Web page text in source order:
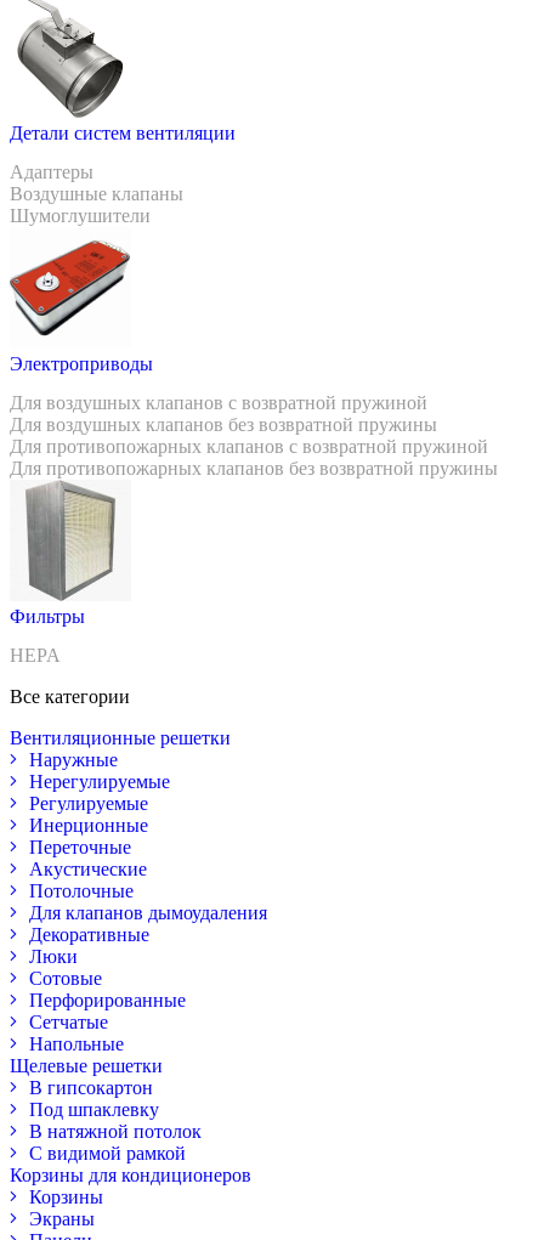
Детали систем вентиляции
Адаптеры
Воздушные клапаны
Шумоглушители
Электроприводы
Для воздушных клапанов с возвратной пружиной
Для воздушных клапанов без возвратной пружины
Для противопожарных клапанов с возвратной пружиной
Для противопожарных клапанов без возвратной пружины
Фильтры
HEPA
Все категории
Вентиляционные решетки
Наружные
Нерегулируемые
Регулируемые
Инерционные
Переточные
Акустические
Потолочные
Для клапанов дымоудаления
Декоративные
Люки
Сотовые
Перфорированные
Сетчатые
Напольные
Щелевые решетки
В гипсокартон
Под шпаклевку
В натяжной потолок
С видимой рамкой
Корзины для кондиционеров
Корзины
Экраны